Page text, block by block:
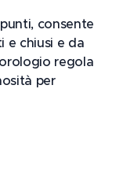
consente
e chiusi e da
regola
per